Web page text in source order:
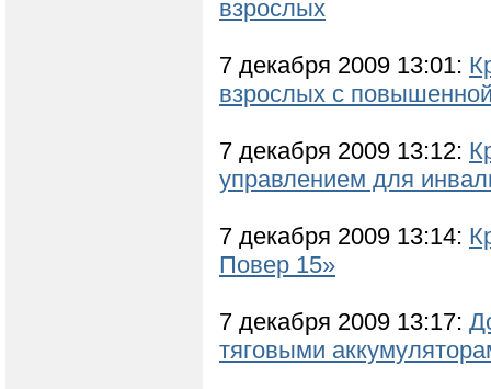
взрослых
7 декабря 2009 13:01:
взрослых c
7 декабря 2009 13:12:
управлением для
7 декабря 2009 13:14:
Повер 15»
7 декабря 2009 13:17:
тяговыми